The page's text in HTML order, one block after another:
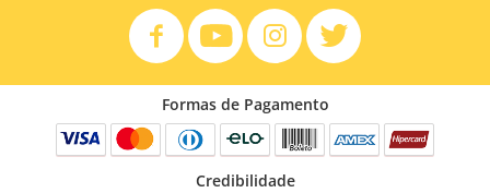
Formas de Pagamento
Credibilidade